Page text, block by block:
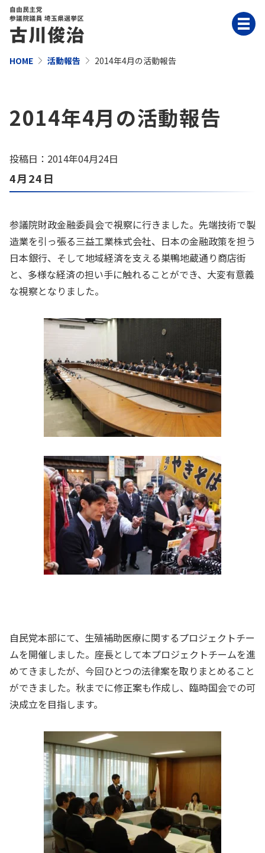
HOME 活動報告 2014年4月の活動報告
2014年4月の活動報告
投稿日：2014年04月24日
4月24日
参議院財政金融委員会で視察に行きました。先端技術で製
造業を引っ張る三益工業株式会社、日本の金融政策を担う
日本銀行、そして地域経済を支える巣鴨地蔵通り商店街
と、多様な経済の担い手に触れることができ、大変有意義
な視察となりました。
自民党本部にて、生殖補助医療に関するプロジェクトチー
ムを開催しました。座長として本プロジェクトチームを進
めてきましたが、今回ひとつの法律案を取りまとめること
ができました。秋までに修正案も作成し、臨時国会での可
決成立を目指します。